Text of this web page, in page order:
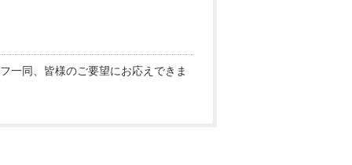
一同、皆様のご要望にお応えできま